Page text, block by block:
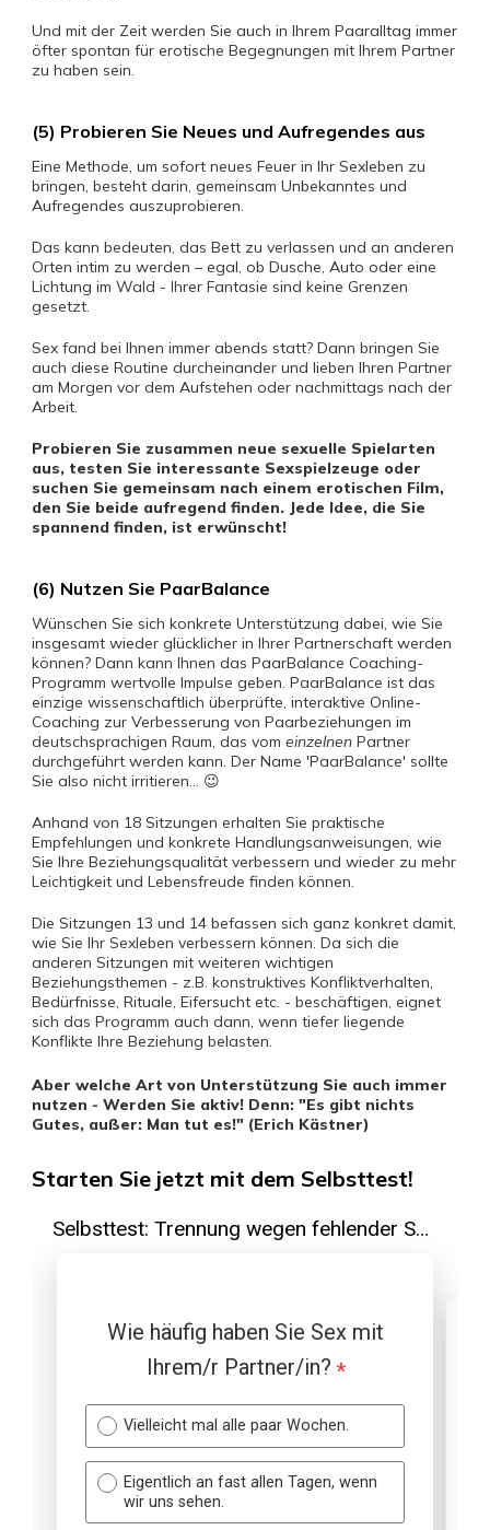
Und mit der Zeit werden Sie auch in Ihrem Paaralltag immer
öfter spontan für erotische Begegnungen mit Ihrem Partner
zu haben sein.
(5) Probieren Sie Neues und Aufregendes aus
Eine Methode, um sofort neues Feuer in Ihr Sexleben zu
bringen, besteht darin, gemeinsam Unbekanntes und
Aufregendes auszuprobieren.
Das kann bedeuten, das Bett zu verlassen und an anderen
Orten intim zu werden – egal, ob Dusche, Auto oder eine
Lichtung im Wald - Ihrer Fantasie sind keine Grenzen
gesetzt.
Sex fand bei Ihnen immer abends statt? Dann bringen Sie
auch diese Routine durcheinander und lieben Ihren Partner
am Morgen vor dem Aufstehen oder nachmittags nach der
Arbeit.
Probieren Sie zusammen neue sexuelle Spielarten
aus, testen Sie interessante Sexspielzeuge oder
suchen Sie gemeinsam nach einem erotischen Film,
den Sie beide aufregend finden. Jede Idee, die Sie
spannend finden, ist erwünscht!
(6) Nutzen Sie PaarBalance
Wünschen Sie sich konkrete Unterstützung dabei, wie Sie
insgesamt wieder glücklicher in Ihrer Partnerschaft werden
können? Dann kann Ihnen das PaarBalance Coaching-
Programm wertvolle Impulse geben. PaarBalance ist das
einzige wissenschaftlich überprüfte, interaktive Online-
Coaching zur Verbesserung von Paarbeziehungen im
deutschsprachigen Raum, das vom einzelnen Partner
durchgeführt werden kann. Der Name 'PaarBalance' sollte
Sie also nicht irritieren... 😉
Anhand von 18 Sitzungen erhalten Sie praktische
Empfehlungen und konkrete Handlungsanweisungen, wie
Sie Ihre Beziehungsqualität verbessern und wieder zu mehr
Leichtigkeit und Lebensfreude finden können.
Die Sitzungen 13 und 14 befassen sich ganz konkret damit,
wie Sie Ihr Sexleben verbessern können. Da sich die
anderen Sitzungen mit weiteren wichtigen
Beziehungsthemen - z.B. konstruktives Konfliktverhalten,
Bedürfnisse, Rituale, Eifersucht etc. - beschäftigen, eignet
sich das Programm auch dann, wenn tiefer liegende
Konflikte Ihre Beziehung belasten.
Aber welche Art von Unterstützung Sie auch immer
nutzen - Werden Sie aktiv! Denn: "Es gibt nichts
Gutes, außer: Man tut es!" (Erich Kästner)
Starten Sie jetzt mit dem Selbsttest!